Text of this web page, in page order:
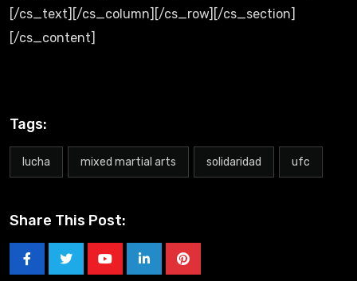
[/cs_text][/cs_column][/cs_row][/cs_section]
[/cs_content]
Tags:
lucha mixed martial arts solidaridad ufc
Share This Post: